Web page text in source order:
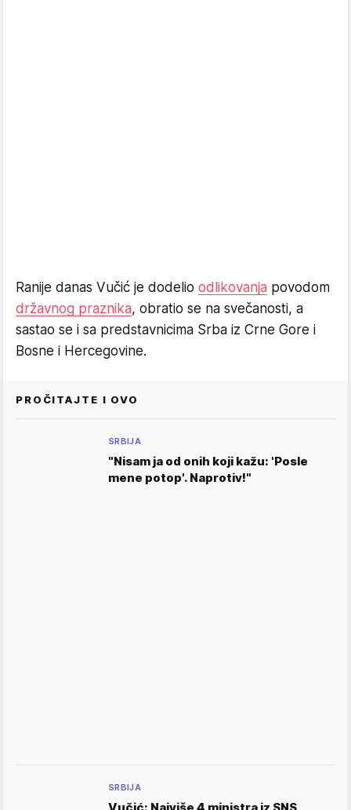
Ranije danas Vučić je dodelio odlikovanja povodom
državnog praznika, obratio se na svečanosti, a
sastao se i sa predstavnicima Srba iz Crne Gore i
Bosne i Hercegovine.
PROČITAJTE I OVO
SRBIJA
"Nisam ja od onih koji kažu: 'Posle
mene potop'. Naprotiv!"
SRBIJA